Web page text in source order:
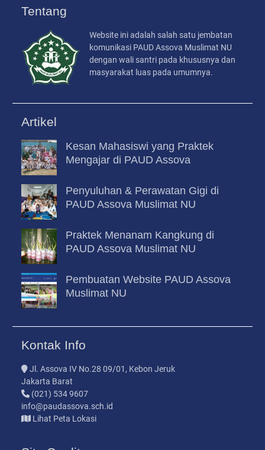
Tentang
Website ini adalah salah satu jembatan
komunikasi PAUD Assova Muslimat NU
dengan wali santri pada khususnya dan
masyarakat luas pada umumnya.
Artikel
Kesan Mahasiswi yang Praktek
Mengajar di PAUD Assova
Penyuluhan & Perawatan Gigi di
PAUD Assova Muslimat NU
Praktek Menanam Kangkung di
PAUD Assova Muslimat NU
Pembuatan Website PAUD Assova
Muslimat NU
Kontak Info
Jl. Assova IV No.28 09/01, Kebon Jeruk
Jakarta Barat
(021) 534 9607
info@paudassova.sch.id
Lihat Peta Lokasi